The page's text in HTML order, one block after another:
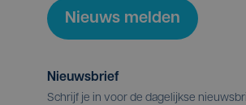
Nieuws melden
Nieuwsbrief
Schrijf je in voor de dagelijkse